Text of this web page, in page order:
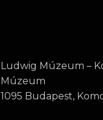
Ludwig Múzeum –
Múzeum
1095 Budapest,